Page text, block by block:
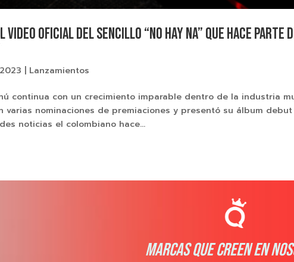
video oficial del sencillo “No Hay Na” que hace parte
| Lanzamientos
continua con un crecimiento imparable dentro de la industria
varias nominaciones de premiaciones y presentó su álbum debut
noticias el colombiano hace...
MARCAS QUE CREEN EN